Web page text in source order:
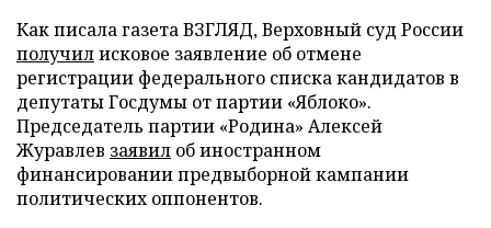
Как писала газета ВЗГЛЯД, Верховный суд России
получилисковое заявление об отмене
регистрации федерального списка кандидатов в
депутаты Госдумы от партии «Яблоко».
Председатель партии «Родина» Алексей
Журавлев заявил об иностранном
финансировании предвыборной кампании
политических оппонентов.